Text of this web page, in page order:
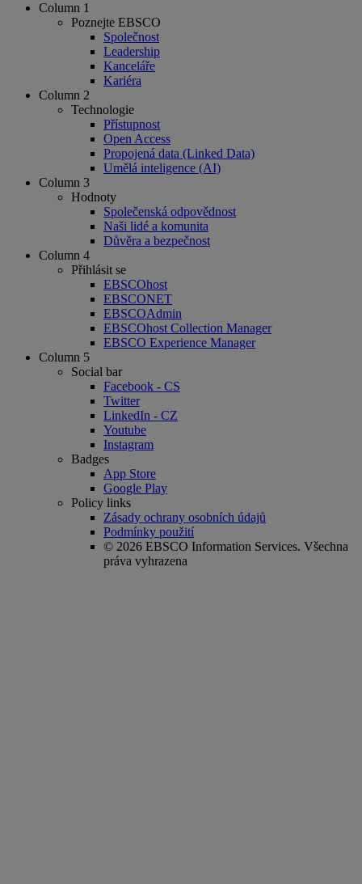
Column 1
Poznejte EBSCO
Společnost
Leadership
Kanceláře
Kariéra
Column 2
Technologie
Přístupnost
Open Access
Propojená data (Linked Data)
Umělá inteligence (AI)
Column 3
Hodnoty
Společenská odpovědnost
Naši lidé a komunita
Důvěra a bezpečnost
Column 4
Přihlásit se
EBSCOhost
EBSCONET
EBSCOAdmin
EBSCOhost Collection Manager
EBSCO Experience Manager
Column 5
Social bar
Facebook - CS
Twitter
LinkedIn - CZ
Youtube
Instagram
Badges
App Store
Google Play
Policy links
Zásady ochrany osobních údajů
Podmínky použití
© 2026 EBSCO Information Services. Všechna
práva vyhrazena